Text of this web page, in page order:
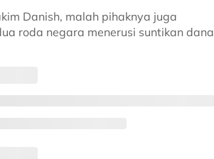
Danish, malah pihaknya juga
roda negara menerusi suntikan dana